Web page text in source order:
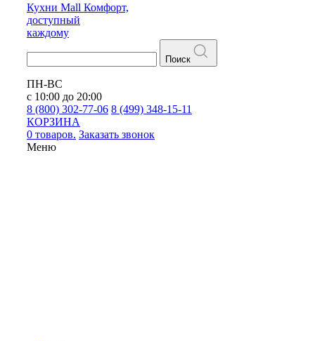
Кухни Mall Комфорт,
доступный
каждому
Поиск
ПН-ВС
с 10:00 до 20:00
8 (800) 302-77-06 8 (499) 348-15-11
КОРЗИНА
0 товаров. Заказать звонок
Меню